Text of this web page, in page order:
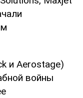
и Aerostage)
войны